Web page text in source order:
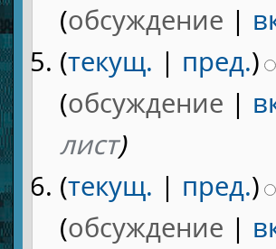
(обсуждение |
(текущ. | пред.)
(обсуждение |
лист)
(текущ. | пред.)
(обсуждение |